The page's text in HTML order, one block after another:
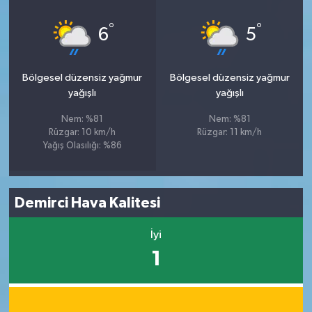
6°
Bölgesel düzensiz yağmur
yağışlı
Nem: %81
Rüzgar: 10 km/h
Yağış Olasılığı: %86
5°
Bölgesel düzensiz yağmur
yağışlı
Nem: %81
Rüzgar: 11 km/h
Demirci Hava Kalitesi
İyi
1